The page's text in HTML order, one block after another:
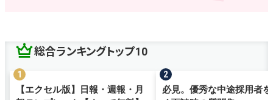
総合ランキングトップ10
【エクセル版】日報・週報・月
必見。優秀な中途採用者